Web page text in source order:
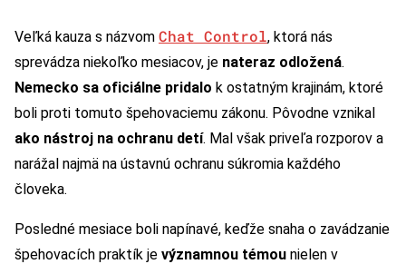
Veľká kauza s názvom Chat Control, ktorá nás
sprevádza niekoľko mesiacov, je nateraz odložená.
Nemecko sa oficiálne pridalo k ostatným krajinám, ktoré
boli proti tomuto špehovaciemu zákonu. Pôvodne vznikal
ako nástroj na ochranu detí. Mal však priveľa rozporov a
narážal najmä na ústavnú ochranu súkromia každého
človeka.
Posledné mesiace boli napínavé, keďže snaha o zavádzanie
špehovacích praktík je významnou témou nielen v